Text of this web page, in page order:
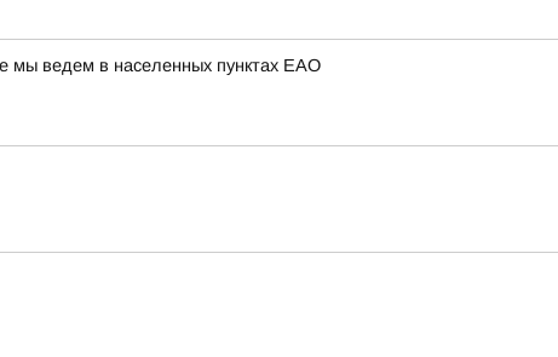
мы ведем в населенных пунктах ЕАО